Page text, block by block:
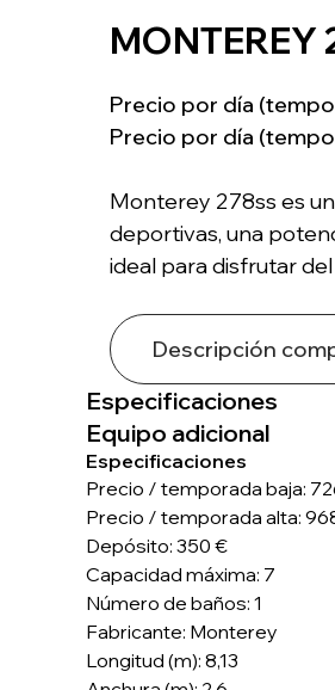
MONTEREY
Precio por día
Precio por día
Monterey 278ss es
deportivas, una
ideal para disfrutar
Descripción
Especificaciones
Equipo adicional
Especificaciones
Precio / temporada baja:
Precio / temporada alta:
Depósito: 350 €
Capacidad máxima: 7
Número de baños: 1
Fabricante: Monterey
Longitud (m): 8,13